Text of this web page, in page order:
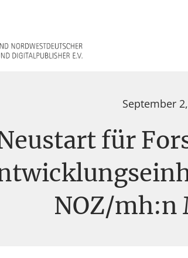
September
für
NOZ/mh:n